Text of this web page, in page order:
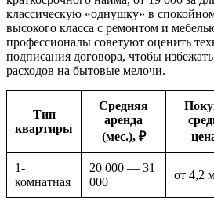
классическую «однушку» в
высокого класса с ремонтом и
профессионалы советуют оценить
подписания договора, чтобы
расходов на бытовые мелочи.
Тип
квартиры
Средняя
аренда
(мес.), ₽
1-
комнатная
20 000 — 31
000
от 4,2